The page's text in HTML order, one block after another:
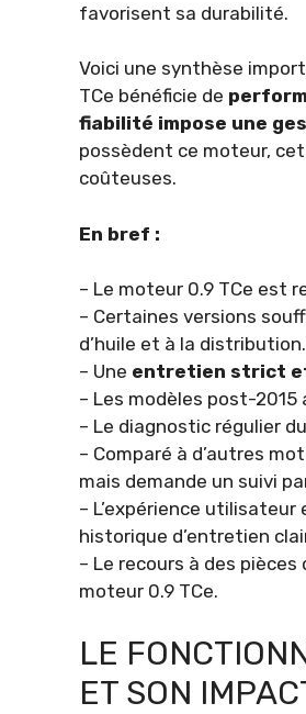
favorisent sa durabilité.
Voici une synthèse
TCe bénéficie de
fiabilité impose une
possèdent ce moteur,
coûteuses.
En bref :
– Le moteur 0.9 TCe est
– Certaines versions
d’huile et à la distribution.
– Une entretien strict
– Les modèles post-
– Le diagnostic régulier
– Comparé à d’autres
mais demande un suivi
– L’expérience
historique d’entretien
– Le recours à des
moteur 0.9 TCe.
LE
ET SON